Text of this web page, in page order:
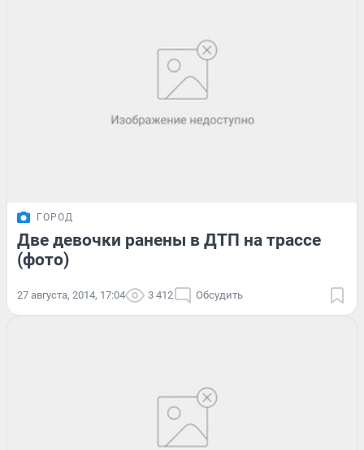
ГОРОД
Две девочки ранены в ДТП на трассе
(фото)
27 августа, 2014, 17:04 3 412 Обсудить